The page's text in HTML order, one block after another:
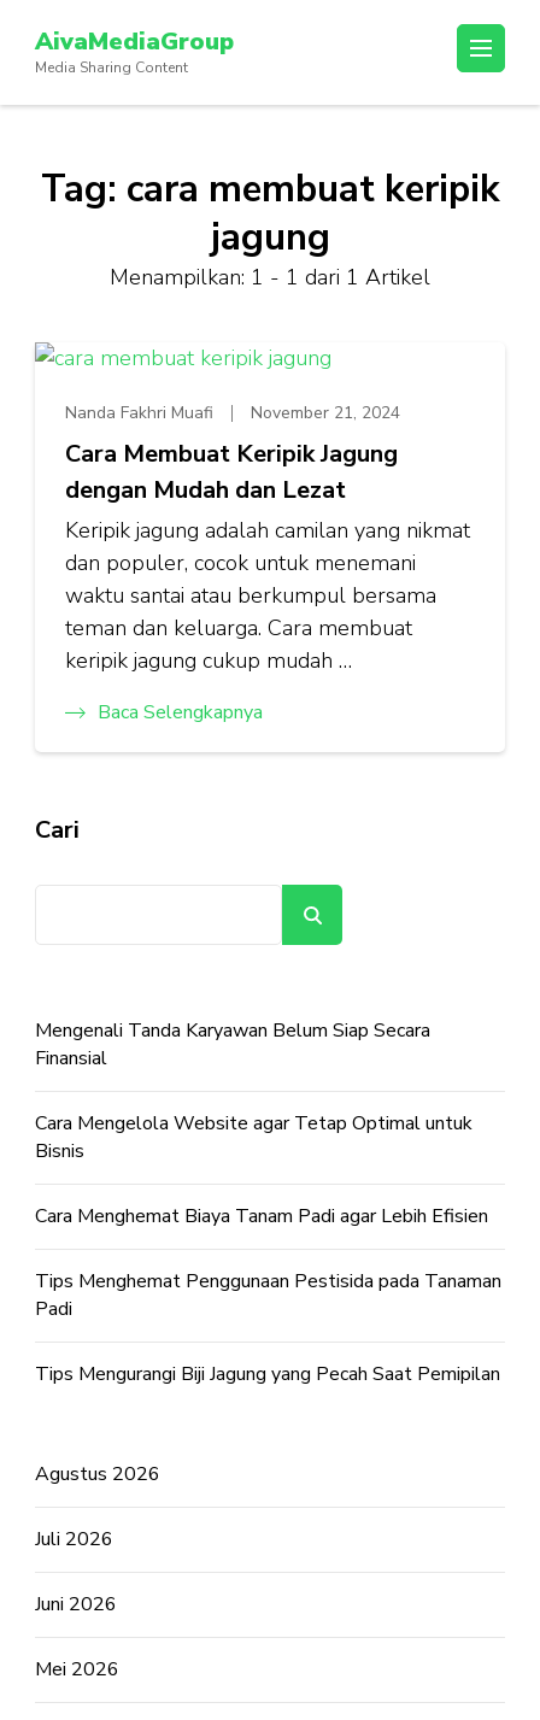
konten
(Tekan
AivaMediaGroup
Media Sharing Content
Tag: cara membuat keripik
jagung
Menampilkan: 1 - 1 dari 1 Artikel
Nanda Fakhri Muafi November 21, 2024
Cara Membuat Keripik Jagung
dengan Mudah dan Lezat
Keripik jagung adalah camilan yang nikmat
dan populer, cocok untuk menemani
waktu santai atau berkumpul bersama
teman dan keluarga. Cara membuat
keripik jagung cukup mudah …
Baca Selengkapnya
Cari
Mengenali Tanda Karyawan Belum Siap Secara
Finansial
Cara Mengelola Website agar Tetap Optimal untuk
Bisnis
Cara Menghemat Biaya Tanam Padi agar Lebih Efisien
Tips Menghemat Penggunaan Pestisida pada Tanaman
Padi
Tips Mengurangi Biji Jagung yang Pecah Saat Pemipilan
Agustus 2026
Juli 2026
Juni 2026
Mei 2026